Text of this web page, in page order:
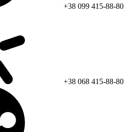
+38 099 415-88-80
+38 068 415-88-80